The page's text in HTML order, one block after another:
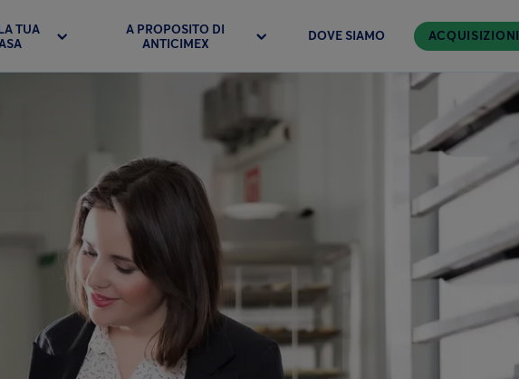
TUA
A PROPOSITO DI
ANTICIMEX
DOVE SIAMO ACQUISIZIONI